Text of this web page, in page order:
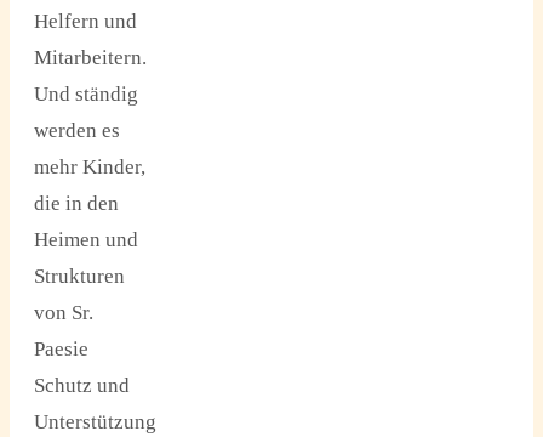
Helfern und
Mitarbeitern.
Und ständig
werden es
mehr Kinder,
die in den
Heimen und
Strukturen
von Sr.
Paesie
Schutz und
Unterstützung